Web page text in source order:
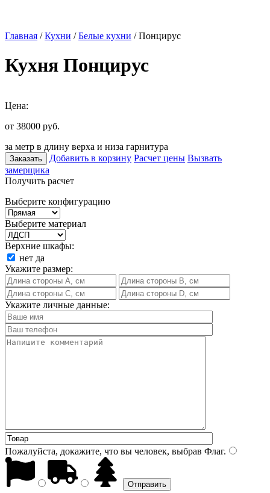
Главная /Кухни /Белые кухни / Понцирус
Кухня Понцирус
Цена:
от 38000 руб.
за метр в длину верха и низа гарнитура
Заказать Добавить в корзину Расчет цены Вызвать
замерщика
Получить расчет
Выберите конфигурацию
Выберите материал
Верхние шкафы:
нет да
Укажите размер:
Укажите личные данные:
Пожалуйста, докажите, что вы человек, выбрав Флаг.